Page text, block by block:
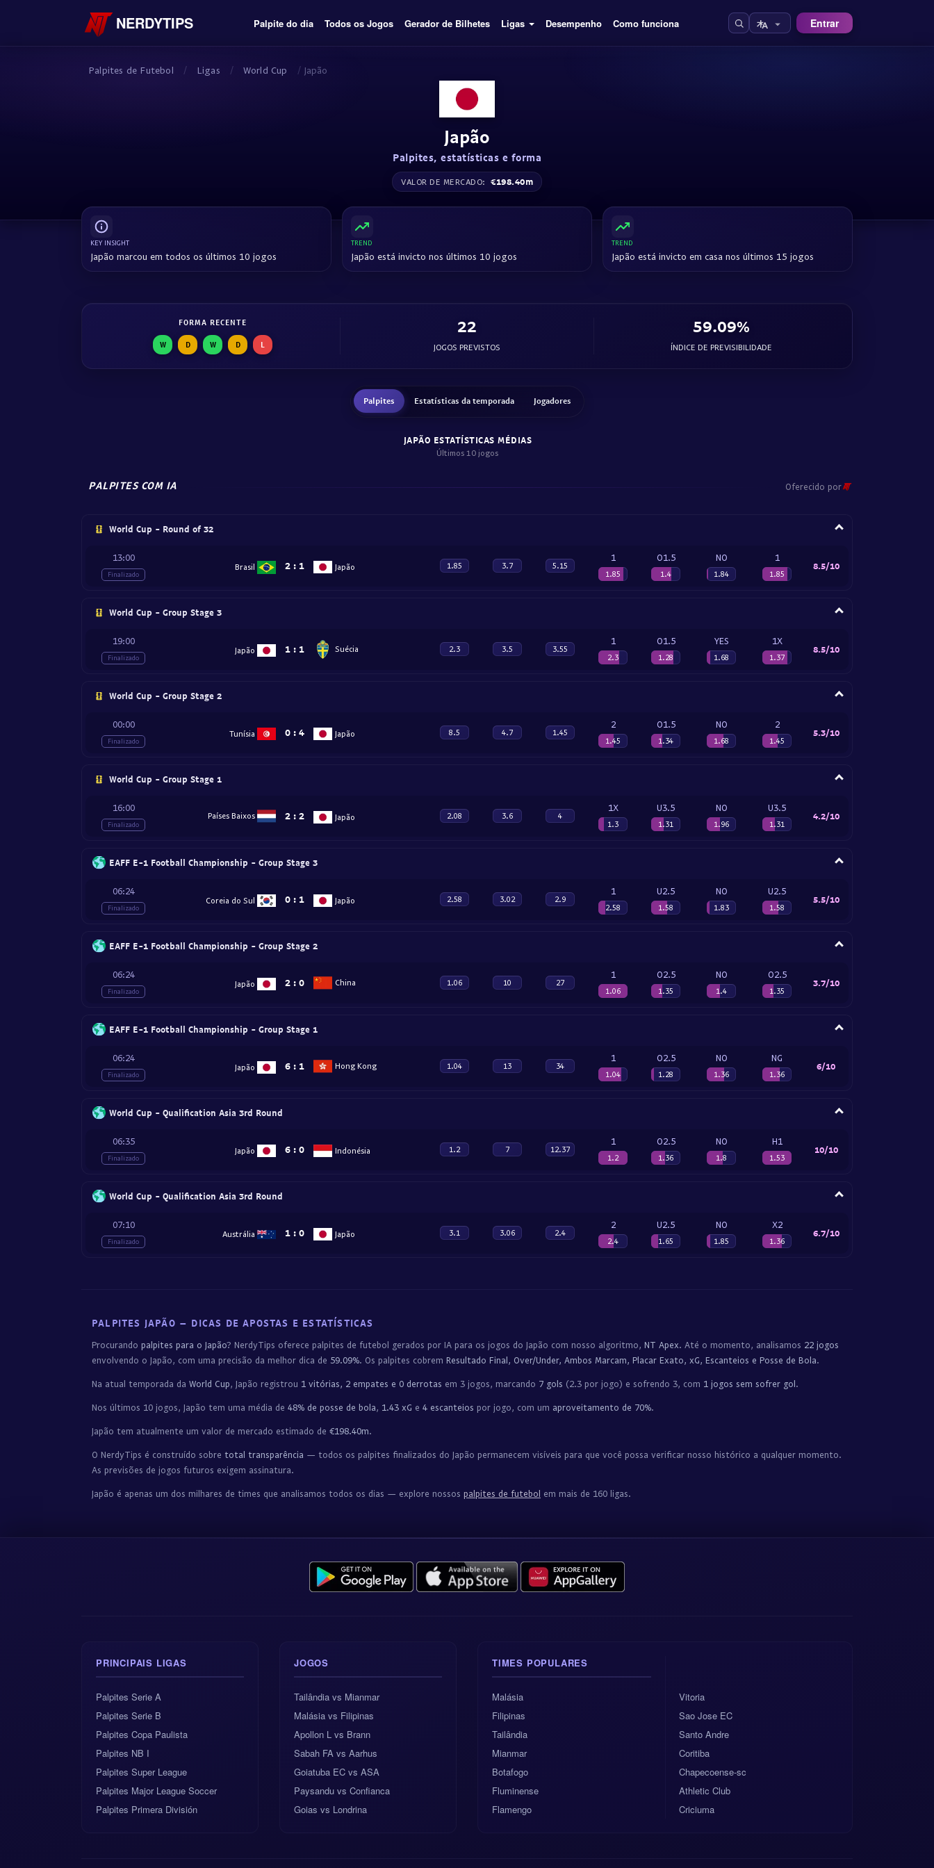
NERDYTIPS Palpite do dia Todos os Jogos Gerador de Bilhetes Ligas Desempenho Como funciona Entrar
Palpites de Futebol / Ligas / World Cup / Japão
Japão
Palpites, estatísticas e forma
VALOR DE MERCADO: €198.40m
KEY INSIGHT
Japão marcou em todos os últimos 10 jogos
TREND
Japão está invicto nos últimos 10 jogos
TREND
Japão está invicto em casa nos últimos 15 jogos
FORMA RECENTE
W D W D L
22
JOGOS PREVISTOS
59.09%
ÍNDICE DE PREVISIBILIDADE
Palpites Estatísticas da temporada Jogadores
JAPÃO ESTATÍSTICAS MÉDIAS
Últimos 10 jogos
PALPITES COM IA Oferecido por
World Cup - Round of 32
13:00
Finalizado
Brasil 2 : 1 Japão 1.85 3.7 5.15
1
1.85
O1.5
1.4
NO
1.84
1
1.85
8.5/10
World Cup - Group Stage 3
19:00
Finalizado
Japão 1 : 1 Suécia 2.3 3.5 3.55
1
2.3
O1.5
1.28
YES
1.68
1X
1.37
8.5/10
World Cup - Group Stage 2
00:00
Finalizado
Tunísia 0 : 4 Japão 8.5 4.7 1.45
2
1.45
O1.5
1.34
NO
1.68
2
1.45
5.3/10
World Cup - Group Stage 1
16:00
Finalizado
Países Baixos 2 : 2 Japão 2.08 3.6 4
1X
1.3
U3.5
1.31
NO
1.96
U3.5
1.31
4.2/10
EAFF E-1 Football Championship - Group Stage 3
06:24
Finalizado
Coreia do Sul 0 : 1 Japão 2.58 3.02 2.9
1
2.58
U2.5
1.58
NO
1.83
U2.5
1.58
5.5/10
EAFF E-1 Football Championship - Group Stage 2
06:24
Finalizado
Japão 2 : 0 China 1.06 10 27
1
1.06
O2.5
1.35
NO
1.4
O2.5
1.35
3.7/10
EAFF E-1 Football Championship - Group Stage 1
06:24
Finalizado
Japão 6 : 1 Hong Kong 1.04 13 34
1
1.04
O2.5
1.28
NO
1.36
NG
1.36
6/10
World Cup - Qualification Asia 3rd Round
06:35
Finalizado
Japão 6 : 0 Indonésia 1.2 7 12.37
1
1.2
O2.5
1.36
NO
1.8
H1
1.53
10/10
World Cup - Qualification Asia 3rd Round
07:10
Finalizado
Austrália 1 : 0 Japão 3.1 3.06 2.4
2
2.4
U2.5
1.65
NO
1.85
X2
1.36
6.7/10
PALPITES JAPÃO – DICAS DE APOSTAS E ESTATÍSTICAS
Procurando palpites para o Japão? NerdyTips oferece palpites de futebol gerados por IA para os jogos do Japão com nosso algoritmo, NT Apex. Até o momento, analisamos 22 jogos
envolvendo o Japão, com uma precisão da melhor dica de 59.09%. Os palpites cobrem Resultado Final, Over/Under, Ambos Marcam, Placar Exato, xG, Escanteios e Posse de Bola.
Na atual temporada da World Cup, Japão registrou 1 vitórias, 2 empates e 0 derrotas em 3 jogos, marcando 7 gols (2.3 por jogo) e sofrendo 3, com 1 jogos sem sofrer gol.
Nos últimos 10 jogos, Japão tem uma média de 48% de posse de bola, 1.43 xG e 4 escanteios por jogo, com um aproveitamento de 70%.
Japão tem atualmente um valor de mercado estimado de €198.40m.
O NerdyTips é construído sobre total transparência — todos os palpites finalizados do Japão permanecem visíveis para que você possa verificar nosso histórico a qualquer momento.
As previsões de jogos futuros exigem assinatura.
Japão é apenas um dos milhares de times que analisamos todos os dias — explore nossos palpites de futebol em mais de 160 ligas.
PRINCIPAIS LIGAS
Palpites Serie A
Palpites Serie B
Palpites Copa Paulista
Palpites NB I
Palpites Super League
Palpites Major League Soccer
Palpites Primera División
JOGOS
Tailândia vs Mianmar
Malásia vs Filipinas
Apollon L vs Brann
Sabah FA vs Aarhus
Goiatuba EC vs ASA
Paysandu vs Confianca
Goias vs Londrina
TIMES POPULARES
Malásia
Filipinas
Tailândia
Mianmar
Botafogo
Fluminense
Flamengo
Vitoria
Sao Jose EC
Santo Andre
Coritiba
Chapecoense-sc
Athletic Club
Criciuma